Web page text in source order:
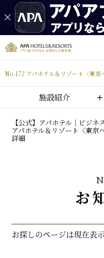
No.172 アパホテル＆リゾート〈東京
施設紹介
【公式】アパホテル｜ビジネ
アパホテル＆リゾート〈東京
詳細
お
お探しのページは現在表